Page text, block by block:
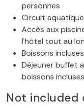
personnes
Circuit
Accès aux
l'hôtel tout au
Boissons
Déjeuner buffet
boissons
Not included